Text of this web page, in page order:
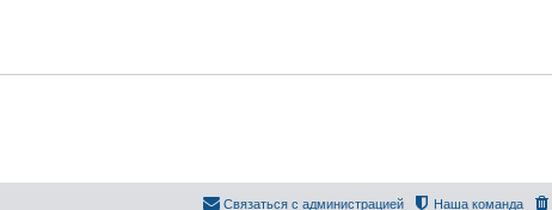
Наша команда
Связаться с администрацией